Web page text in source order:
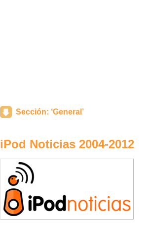
Sección: ‘General’
iPod Noticias 2004-2012